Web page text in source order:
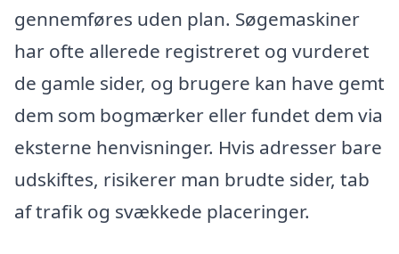
gennemføres uden plan. Søgemaskiner
har ofte allerede registreret og vurderet
de gamle sider, og brugere kan have gemt
dem som bogmærker eller fundet dem via
eksterne henvisninger. Hvis adresser bare
udskiftes, risikerer man brudte sider, tab
af trafik og svækkede placeringer.